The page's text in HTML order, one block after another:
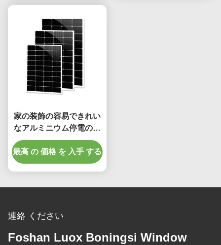
家の装飾の容易できれい
なアルミニウム停電のカ
ーテン トラック4m
最高 の 価格 を 入手 する
連絡 ください
Foshan Luox Boningsi Window